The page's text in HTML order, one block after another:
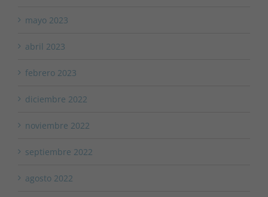
mayo 2023
abril 2023
febrero 2023
diciembre 2022
noviembre 2022
septiembre 2022
agosto 2022